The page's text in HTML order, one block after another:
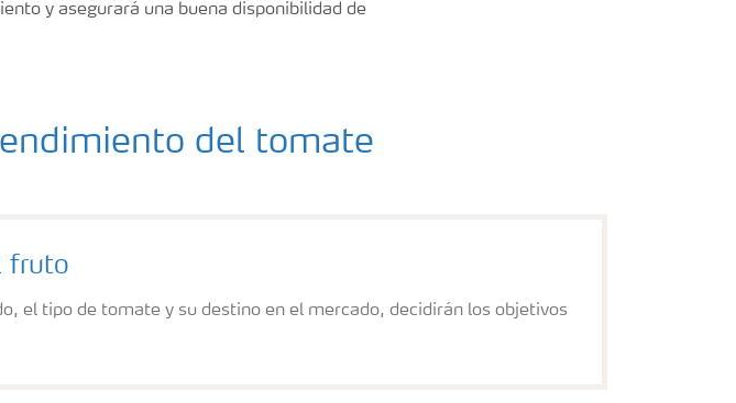
y asegurará una buena disponibilidad de
del tomate
fruto
el tipo de tomate y su destino en el mercado, decidirán los objetivos